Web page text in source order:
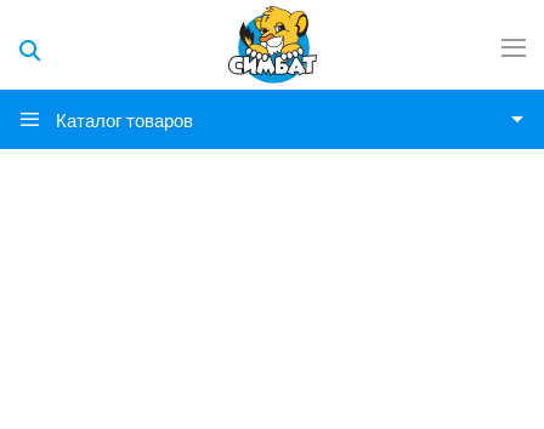
Каталог товаров